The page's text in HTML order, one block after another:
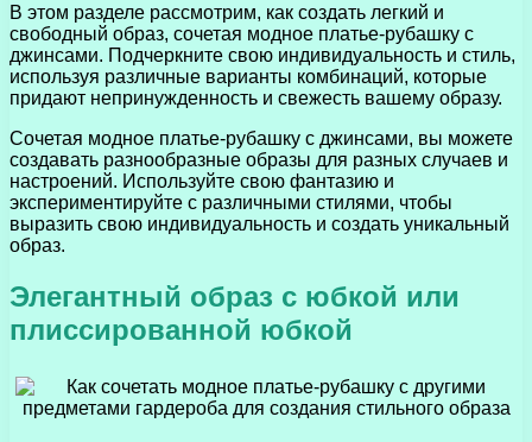
В этом разделе рассмотрим, как создать легкий и
свободный образ, сочетая модное платье-рубашку с
джинсами. Подчеркните свою индивидуальность и стиль,
используя различные варианты комбинаций, которые
придают непринужденность и свежесть вашему образу.
Сочетая модное платье-рубашку с джинсами, вы можете
создавать разнообразные образы для разных случаев и
настроений. Используйте свою фантазию и
экспериментируйте с различными стилями, чтобы
выразить свою индивидуальность и создать уникальный
образ.
Элегантный образ с юбкой или
плиссированной юбкой